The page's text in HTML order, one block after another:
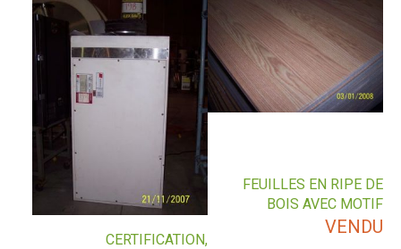
FEUILLES EN RIPE DE
BOIS AVEC MOTIF
VENDU
CERTIFICATION,